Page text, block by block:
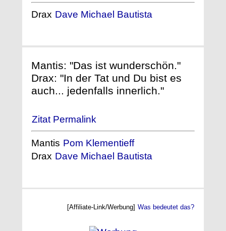
Drax Dave Michael Bautista
Mantis: "Das ist wunderschön."
Drax: "In der Tat und Du bist es
auch... jedenfalls innerlich."
Zitat Permalink
Mantis Pom Klementieff
Drax Dave Michael Bautista
[Affiliate-Link/Werbung] Was bedeutet das?